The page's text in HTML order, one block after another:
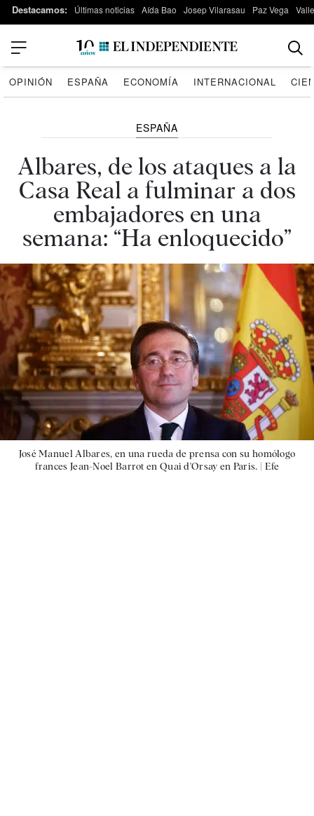
Destacamos: Últimas noticias Aída Bao Josep Vilarasau Paz Vega
OPINIÓN ESPAÑA ECONOMÍA INTERNACIONAL
ESPAÑA
Albares, de los ataques a la
Casa Real a fulminar a dos
embajadores en una
semana: “Ha enloquecido”
José Manuel Albares, en una rueda de prensa con su homólogo
frances Jean-Noel Barrot en Quai d'Orsay en Paris. | Efe